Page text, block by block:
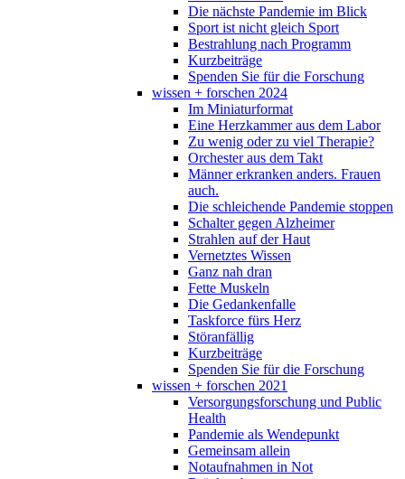
Die nächste Pandemie im Blick
Sport ist nicht gleich Sport
Bestrahlung nach Programm
Kurzbeiträge
Spenden Sie für die Forschung
wissen + forschen 2024
Im Miniaturformat
Eine Herzkammer aus dem Labor
Zu wenig oder zu viel Therapie?
Orchester aus dem Takt
Männer erkranken anders. Frauen
auch.
Die schleichende Pandemie stoppen
Schalter gegen Alzheimer
Strahlen auf der Haut
Vernetztes Wissen
Ganz nah dran
Fette Muskeln
Die Gedankenfalle
Taskforce fürs Herz
Störanfällig
Kurzbeiträge
Spenden Sie für die Forschung
wissen + forschen 2021
Versorgungsforschung und Public
Health
Pandemie als Wendepunkt
Gemeinsam allein
Notaufnahmen in Not